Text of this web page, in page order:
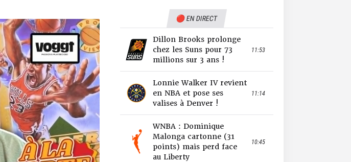
🔴 EN DIRECT
Dillon Brooks prolonge
chez les Suns pour 73
millions sur 3 ans !
11:53
Lonnie Walker IV revient
en NBA et pose ses
valises à Denver !
11:14
WNBA : Dominique
Malonga cartonne (31
points) mais perd face
au Liberty
10:45